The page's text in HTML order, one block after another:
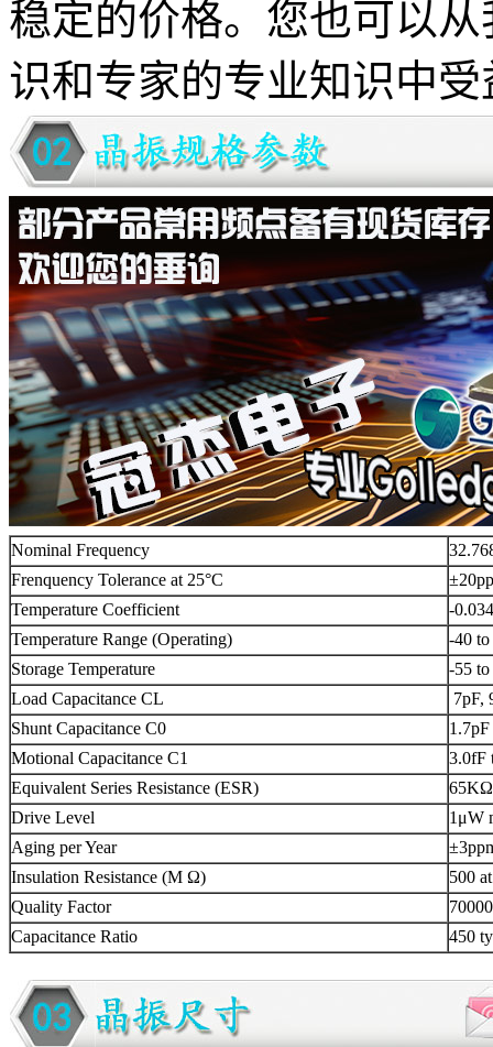
稳定的价格。 您也可以
识和专家的专业知识中受
Nominal Frequency
Frenquency Tolerance at 25°C
Temperature Coefficient
-
Temperature Range (Operating)
-40 to
Storage Temperature
-55 to
Load Capacitance CL
7pF,
Shunt Capacitance C0
Motional Capacitance C1
3.0fF
Equivalent Series Resistance (ESR)
65KΩ
Drive Level
1μW
Aging per Year
Insulation Resistance (M Ω)
500
Quality Factor
Capacitance Ratio
450